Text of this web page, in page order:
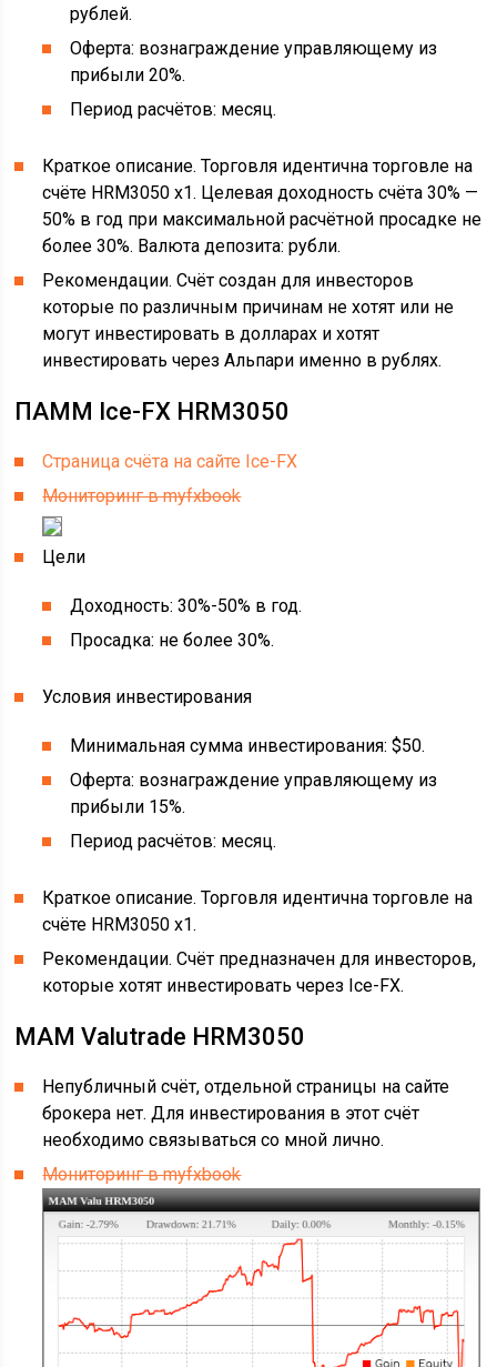
рублей.
Оферта: вознаграждение управляющему из
прибыли 20%.
Период расчётов: месяц.
Краткое описание. Торговля идентична торговле на
счёте HRM3050 x1. Целевая доходность счёта 30% —
50% в год при максимальной расчётной просадке не
более 30%. Валюта депозита: рубли.
Рекомендации. Счёт создан для инвесторов
которые по различным причинам не хотят или не
могут инвестировать в долларах и хотят
инвестировать через Альпари именно в рублях.
ПАММ Ice-FX HRM3050
Страница счёта на сайте Ice-FX
Мониторинг в myfxbook
Цели
Доходность: 30%-50% в год.
Просадка: не более 30%.
Условия инвестирования
Минимальная сумма инвестирования: $50.
Оферта: вознаграждение управляющему из
прибыли 15%.
Период расчётов: месяц.
Краткое описание. Торговля идентична торговле на
счёте HRM3050 x1.
Рекомендации. Счёт предназначен для инвесторов,
которые хотят инвестировать через Ice-FX.
MAM Valutrade HRM3050
Непубличный счёт, отдельной страницы на сайте
брокера нет. Для инвестирования в этот счёт
необходимо связываться со мной лично.
Мониторинг в myfxbook